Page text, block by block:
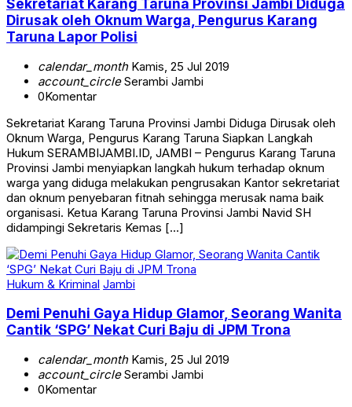
Sekretariat Karang Taruna Provinsi Jambi Diduga
Dirusak oleh Oknum Warga, Pengurus Karang
Taruna Lapor Polisi
calendar_monthKamis, 25 Jul 2019
account_circleSerambi Jambi
0Komentar
Sekretariat Karang Taruna Provinsi Jambi Diduga Dirusak oleh
Oknum Warga, Pengurus Karang Taruna Siapkan Langkah
Hukum SERAMBIJAMBI.ID, JAMBI – Pengurus Karang Taruna
Provinsi Jambi menyiapkan langkah hukum terhadap oknum
warga yang diduga melakukan pengrusakan Kantor sekretariat
dan oknum penyebaran fitnah sehingga merusak nama baik
organisasi. Ketua Karang Taruna Provinsi Jambi Navid SH
didampingi Sekretaris Kemas […]
Hukum & Kriminal Jambi
Demi Penuhi Gaya Hidup Glamor, Seorang Wanita
Cantik ‘SPG’ Nekat Curi Baju di JPM Trona
calendar_monthKamis, 25 Jul 2019
account_circleSerambi Jambi
0Komentar